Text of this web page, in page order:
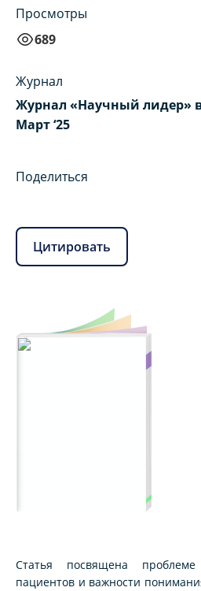
Просмотры
689
Журнал
Журнал «Научный лидер»
Март ‘25
Поделиться
Цитировать
Статья посвящена
пациентов и важности